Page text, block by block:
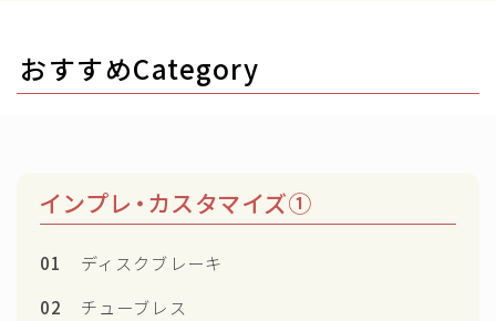
おすすめCategory
インプレ・カスタマイズ①
01
ディスクブレーキ
02
チューブレス